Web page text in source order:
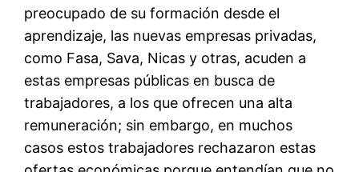
preocupado de su formación desde el
aprendizaje, las nuevas empresas privadas,
como Fasa, Sava, Nicas y otras, acuden a
estas empresas públicas en busca de
trabajadores, a los que ofrecen una alta
remuneración; sin embargo, en muchos
casos estos trabajadores rechazaron estas